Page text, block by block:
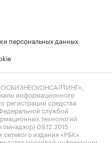
персональных данных
информационного
регистрации средства
службой
технологий
09.12.2015
издания «РБК»